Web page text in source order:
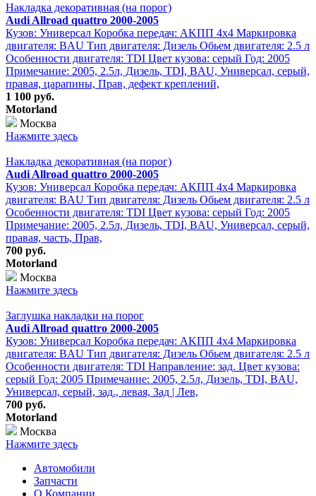
Накладка декоративная (на порог)
Audi Allroad quattro 2000-2005
Кузов: Универсал Коробка передач: АKПП 4х4 Маркировка
двигателя: BAU Тип двигателя: Дизель Обьем двигателя: 2.5 л
Особенности двигателя: TDI Цвет кузова: серый Год: 2005
Примечание: 2005, 2.5л, Дизель, TDI, BAU, Универсал, серый,
правая, царапины, Прав, дефект креплений,
1 100 руб.
Motorland
Москва
Нажмите здесь
Накладка декоративная (на порог)
Audi Allroad quattro 2000-2005
Кузов: Универсал Коробка передач: АKПП 4х4 Маркировка
двигателя: BAU Тип двигателя: Дизель Обьем двигателя: 2.5 л
Особенности двигателя: TDI Цвет кузова: серый Год: 2005
Примечание: 2005, 2.5л, Дизель, TDI, BAU, Универсал, серый,
правая, часть, Прав,
700 руб.
Motorland
Москва
Нажмите здесь
Заглушка накладки на порог
Audi Allroad quattro 2000-2005
Кузов: Универсал Коробка передач: АKПП 4х4 Маркировка
двигателя: BAU Тип двигателя: Дизель Обьем двигателя: 2.5 л
Особенности двигателя: TDI Направление: зад. Цвет кузова:
серый Год: 2005 Примечание: 2005, 2.5л, Дизель, TDI, BAU,
Универсал, серый, зад., левая, Зад | Лев,
700 руб.
Motorland
Москва
Нажмите здесь
Автомобили
Запчасти
О Компании